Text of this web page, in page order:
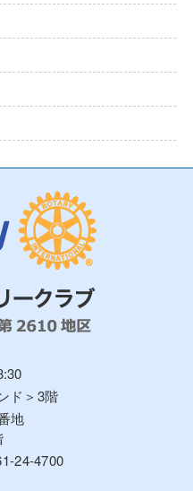
ド＞3階
地
24-4700